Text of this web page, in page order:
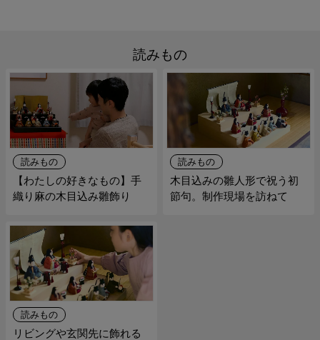
読みもの
読みもの
【わたしの好きなもの】手
織り麻の木目込み雛飾り
読みもの
木目込みの雛人形で祝う初
節句。制作現場を訪ねて
読みもの
リビングや玄関先に飾れる